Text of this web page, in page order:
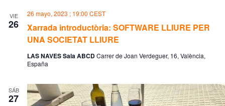
VIE
26
Xarrada introductòria: SOFTWARE LLIURE PER
UNA SOCIETAT LLIURE
26 mayo, 2023 ; 19:00 CEST
LAS NAVES Sala ABCDCarrer de Joan Verdeguer, 16, València,
España
SÁB
27